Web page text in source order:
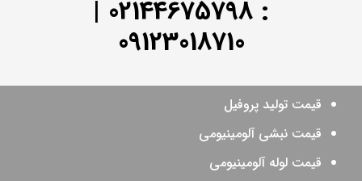
:
02144675798
|
09123018710
قیمت تولید پروفیل
قیمت نبشی آلومینیومی
قیمت لوله آلومینیومی